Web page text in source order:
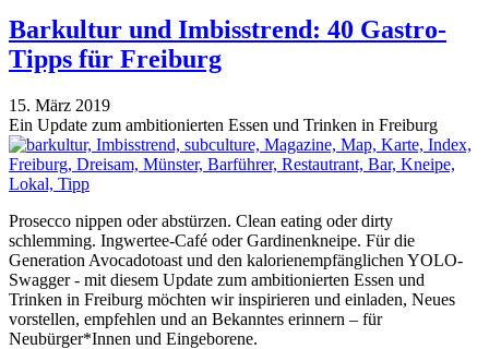
Barkultur und Imbisstrend: 40 Gastro-
Tipps für Freiburg
15. März 2019
Ein Update zum ambitionierten Essen und Trinken in Freiburg
Prosecco nippen oder abstürzen. Clean eating oder dirty
schlemming. Ingwertee-Café oder Gardinenkneipe. Für die
Generation Avocadotoast und den kalorienempfänglichen YOLO-
Swagger - mit diesem Update zum ambitionierten Essen und
Trinken in Freiburg möchten wir inspirieren und einladen, Neues
vorstellen, empfehlen und an Bekanntes erinnern – für
Neubürger*Innen und Eingeborene.